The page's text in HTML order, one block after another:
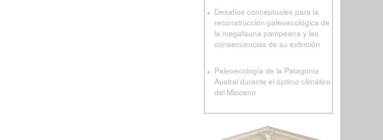
Desafíos conceptuales para la
reconstrucción paleoecológica de
la megafauna pampeana y las
consecuencias de su extinción
Paleoecología de la Patagonia
Austral durante el óptimo climático
del Mioceno